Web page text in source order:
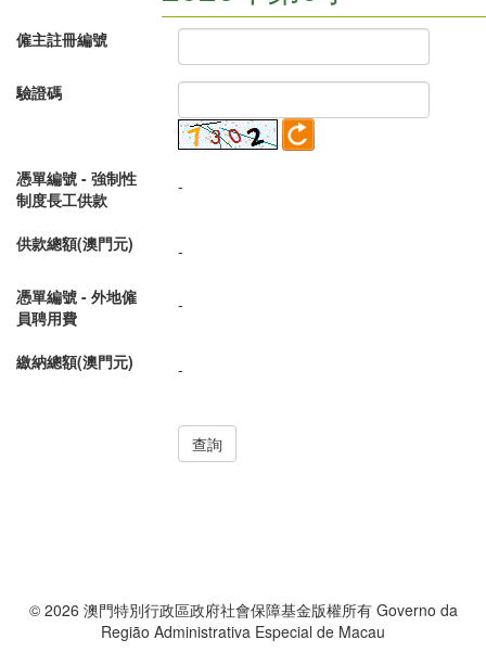
僱主註冊編號
驗證碼
憑單編號 - 強制性
制度長工供款
-
供款總額(澳門元) -
憑單編號 - 外地僱
員聘用費
-
繳納總額(澳門元) -
© 2026 澳門特別行政區政府社會保障基金版權所有 Governo da
Região Administrativa Especial de Macau